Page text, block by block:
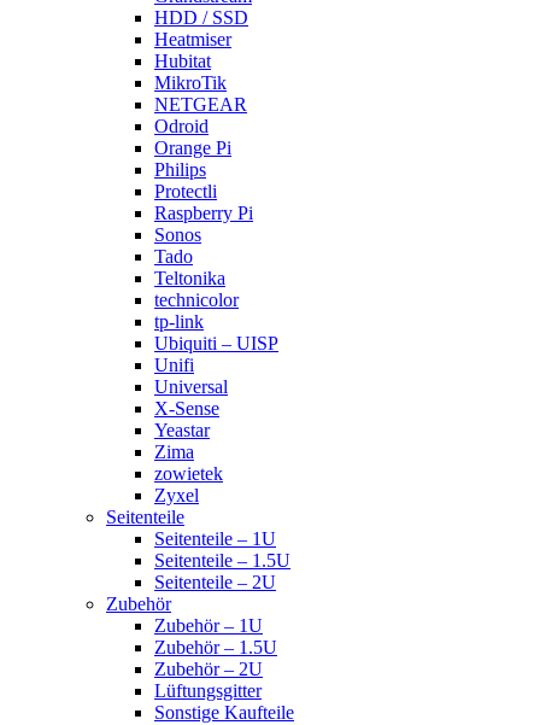
HDD / SSD
Heatmiser
Hubitat
MikroTik
NETGEAR
Odroid
Orange Pi
Philips
Protectli
Raspberry Pi
Sonos
Tado
Teltonika
technicolor
tp-link
Ubiquiti – UISP
Unifi
Universal
X-Sense
Yeastar
Zima
zowietek
Zyxel
Seitenteile
Seitenteile – 1U
Seitenteile – 1.5U
Seitenteile – 2U
Zubehör
Zubehör – 1U
Zubehör – 1.5U
Zubehör – 2U
Lüftungsgitter
Sonstige Kaufteile